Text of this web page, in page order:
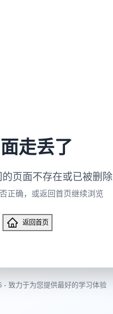
走丢了
页面不存在或已被删除
正确，或返回首页继续浏览
返回首页